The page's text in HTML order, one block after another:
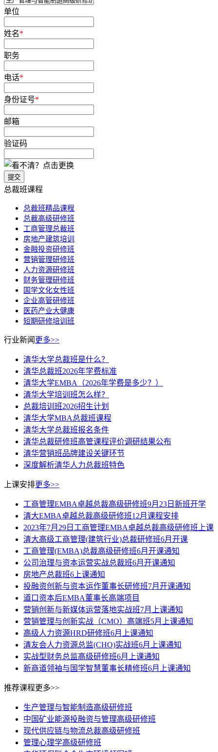
单位
姓名*
职务
电话*
身份证号*
邮箱
验证码
提交
总裁班课程
总裁班精品课程
总裁高级研修班
工商管理总裁班
房地产建筑培训
金融投资研修班
营销管理研修班
人力资源研修班
财务管理研修班
国学文化女性班
企业高管研修班
医药产业大健康
短期研修培训班
行业新闻 更多>>
清华大学总裁班是什么？
清华总裁班2026年学费标准
清华大学EMBA（2026年学费是多少？）
清华大学培训班怎么样？
总裁培训班2026招生计划
清华大学MBA总裁班课程
清华大学总裁班报名条件
清华总裁研修班高管课程评价调研结果公布
清华营销班品牌建设关键环节
深度解析清华人力总裁班特色
上课安排更多>>
工商管理EMBA卓越总裁高级研修班9月23日新班开学
清大EMBA卓越总裁高级研修班12月课程安排
2023年7月29日工商管理EMBA卓越总裁高级研修班上课
清大高级工商管理(建筑行业)总裁研修班6月开课
工商管理(EMBA)总裁高级研修班6月开课通知
公司治理与资本运营实战总裁班6月开课通知
房地产总裁班6上课通知
投融资创新与资本运作董事长研修班7月开课通知
道口资本后EMBA董事长高端项目
营销创新与新媒体运营落地实战班7月上课通知
营销管理与创新实战（CMO）高端班5月上课通知
高级人力资源HRD研修班6月上课通知
清友会人力资源总监(CHO)实战班6月上课通知
实战型财务总监高级研修班6月上课通知
新商道领袖与国学智慧董事长精修班6月上课通知
推荐课程更多>>
生产管理与智能制造高级研修班
中国矿业能源投融资与管理高级研修班
现代供应链与物流总裁高级研修班
管理心理学高级研修班